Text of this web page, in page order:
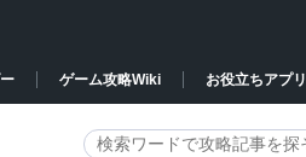
ゲーム攻略Wiki お役立ちアプリ